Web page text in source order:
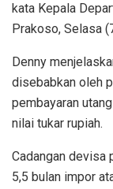
kata Kepala
Prakoso, Selasa
Denny
disebabkan oleh
pembayaran
nilai tukar rupiah.
Cadangan devisa
5,5 bulan impor